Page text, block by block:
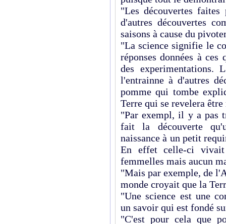
"Les découvertes
d'autres découvertes
saisons à cause du
"La science signifie le
réponses données à
des experimentations.
l'entrainne à d'autres
pomme qui tombe
Terre qui se revelera
"Par exempl, il y a pas
fait la découverte
naissance à un petit
En effet celle-ci vivait
femmelles mais aucun
"Mais par exemple, de
monde croyait que la
"Une science est une
un savoir qui est fondé
"C'est pour cela que